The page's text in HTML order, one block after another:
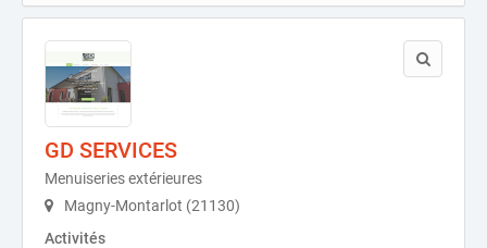
GD SERVICES
Menuiseries extérieures
Magny-Montarlot (21130)
Activités